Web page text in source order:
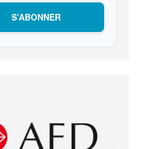
S’ABONNER